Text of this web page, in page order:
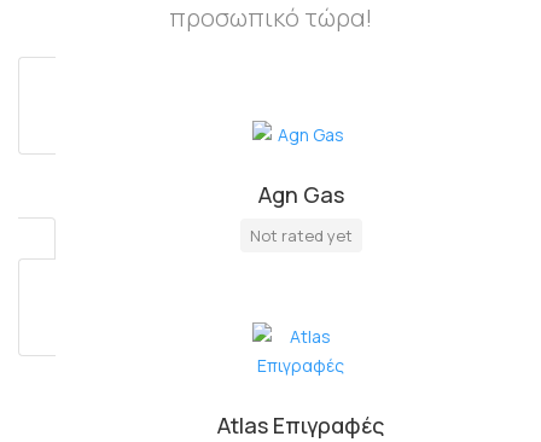
Πλήρη Απασχόλησηπροσωπικό τώρα!
Agn Gas
Not rated yet
Atlas Επιγραφές